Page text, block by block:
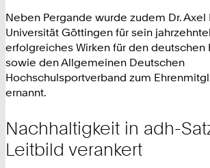
Neben Pergande wurde zudem Dr. Axel
Universität Göttingen für sein
erfolgreiches Wirken für den deutschen
sowie den Allgemeinen Deutschen
Hochschulsportverband zum
ernannt.
Nachhaltigkeit in adh-
Leitbild verankert